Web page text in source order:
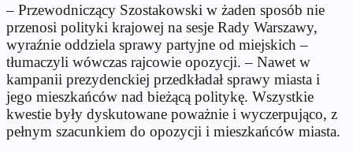
– Przewodniczący Szostakowski w żaden sposób nie
przenosi polityki krajowej na sesje Rady Warszawy,
wyraźnie oddziela sprawy partyjne od miejskich –
tłumaczyli wówczas rajcowie opozycji. – Nawet w
kampanii prezydenckiej przedkładał sprawy miasta i
jego mieszkańców nad bieżącą politykę. Wszystkie
kwestie były dyskutowane poważnie i wyczerpująco, z
pełnym szacunkiem do opozycji i mieszkańców miasta.